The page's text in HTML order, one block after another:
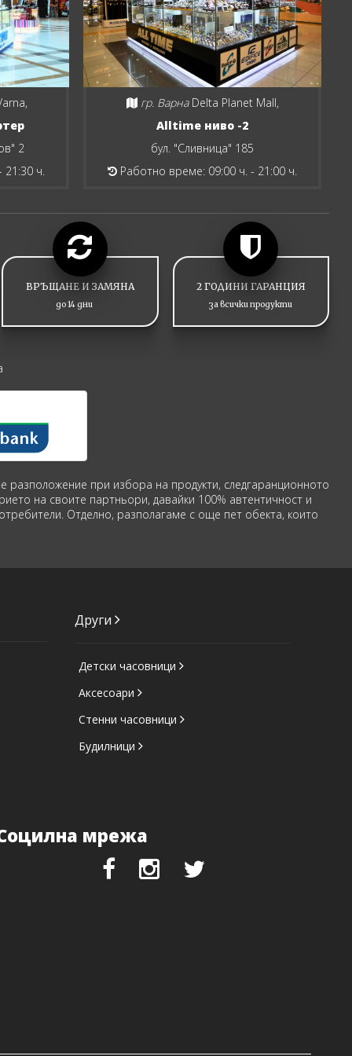
2
21:30 ч.
гр. Варна Delta Planet Mall,
Alltime ниво -2
бул. "Сливница" 185
Работно време: 09:00 ч. - 21:00 ч.
ВРЪЩАНЕ И ЗАМЯНА
до 14 дни
2 ГОДИНИ ГАРАНЦИЯ
за всички продукти
разположение при избора на продукти, следгаранционното
на своите партньори, давайки 100% автентичност и
Отделно, разполагаме с още пет обекта, които
Други
Детски часовници
Аксесоари
Стенни часовници
Будилници
мрежа